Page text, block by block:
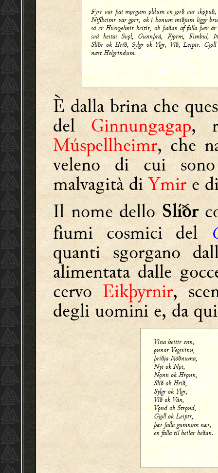
Fyrr var þat mǫrgum ǫldum en jǫrð var
Niflheimr var gǫrr, ok í honum miðjum liggr
sá er Hvergelmir heitir, ok þaðan af falla þær ár
svá heita: Svǫl, Gunnþrá, Fjǫrm, Fimbul,
Slíðr ok Hríð, Sylgr ok Ylgr, Víð, Leiptr. Gjǫll
næst Helgrindum.
È dalla brina che
del Ginnungagap,
Múspellheimr, che
veleno di cui
malvagità diYmire
Il nome delloSlíðr
fiumi cosmici del
quanti sgorgano
alimentata dalle
cervoEikþyrnir,
degli uomini e, da
Vína heitir enn,
ǫnnor Vegsvinn,
þriðja Þjóðnuma,
Nyt ok Nǫt,
Nǫnn ok Hrǫnn,
Slíð ok Hrið,
Sylgr ok Ylgr,
Víð ok Ván,
Vǫnd ok Strǫnd,
Gjǫll ok Leiptr,
þær falla gumnom nær,
en falla til heilar heðan.